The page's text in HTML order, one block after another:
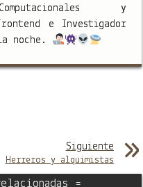
y
e Investigador
noche.
Siguiente
Herreros y alquimistas
=